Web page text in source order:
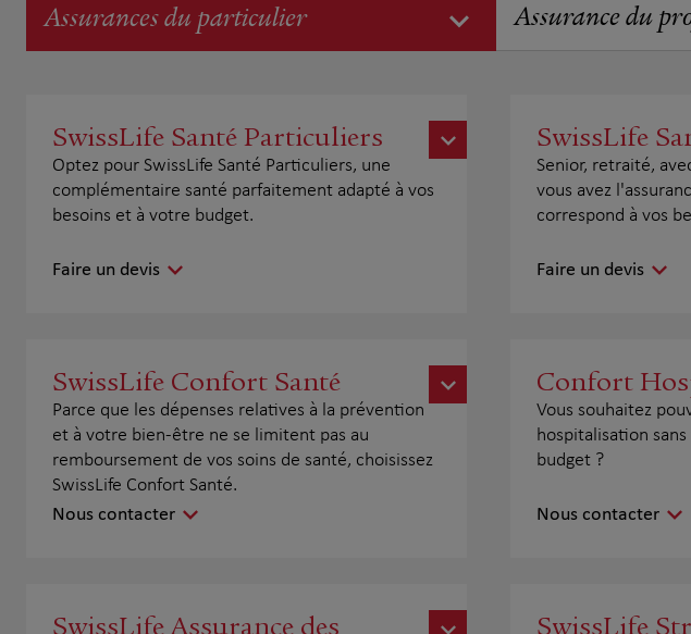
Assurances du particulier Assurance du
SwissLife Santé Particuliers
Optez pour SwissLife Santé Particuliers, une
complémentaire santé parfaitement adapté à vos
besoins et à votre budget.
Faire un devis
SwissLife
Senior, retraité,
vous avez
correspond à vos
Faire un devis
SwissLife Confort Santé
Parce que les dépenses relatives à la prévention
et à votre bien-être ne se limitent pas au
remboursement de vos soins de santé, choisissez
SwissLife Confort Santé.
Nous contacter
Confort
Vous souhaitez
hospitalisation
budget ?
Nous contacter
SwissLife Assurance des
SwissLife